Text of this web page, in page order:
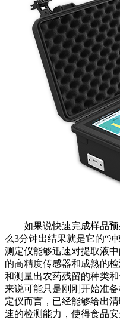
如果说快速完成样品预
么3分钟出结果就是它的“
测定仪能够迅速对提取液
的高精度传感器和成熟的
和测量出农药残留的种类
来说可能只是刚刚开始准
定仪而言，已经能够给出
速的检测能力，使得食品